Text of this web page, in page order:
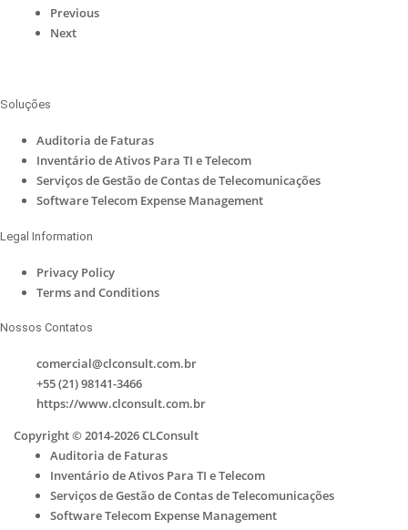
Previous
Next
Soluções
Auditoria de Faturas
Inventário de Ativos Para TI e Telecom
Serviços de Gestão de Contas de Telecomunicações
Software Telecom Expense Management
Legal Information
Privacy Policy
Terms and Conditions
Nossos Contatos
comercial@clconsult.com.br
+55 (21) 98141-3466
https://www.clconsult.com.br
Copyright © 2014-2026 CLConsult
Auditoria de Faturas
Inventário de Ativos Para TI e Telecom
Serviços de Gestão de Contas de Telecomunicações
Software Telecom Expense Management